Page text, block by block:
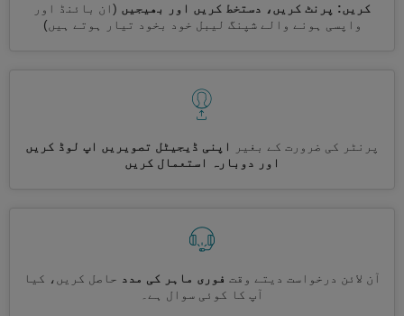
کریں: پرنٹ کریں، دستخط کریں اور بھیجیں (ان بائنڈ اور
واپسی ہونے والے شپنگ لیبل خود بخود تیار ہوتے ہیں)
پرنٹر کی ضرورت کے بغیر
اپنی ڈیجیٹل تصویریں اپ لوڈ کریں
اور دوبارہ استعمال کریں
آن لائن درخواست دیتے وقت فوری ماہر کی مدد حاصل کریں، کیا
آپ کا کوئی سوال ہے۔